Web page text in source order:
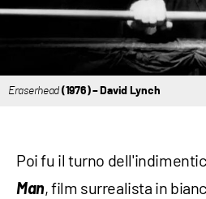
Eraserhead (1976) – David Lynch
Poi fu il turno
Man, film surrealista in